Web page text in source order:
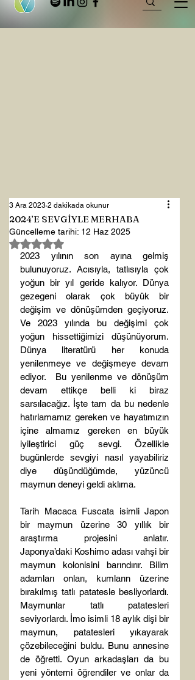
2024’E SEVGİYLE MERHABA
3 Ara 2023 2 dakikada okunur
Güncelleme tarihi: 12 Haz 2025
5 üzerinden NaN yıldız
2023 yılının son ayına gelmiş
bulunuyoruz. Acısıyla, tatlısıyla çok
yoğun bir yıl geride kalıyor. Dünya
gezegeni olarak çok büyük bir
değişim ve dönüşümden geçiyoruz.
Ve 2023 yılında bu değişimi çok
yoğun hissettiğimizi düşünüyorum.
Dünya literatürü her konuda
yenilenmeye ve değişmeye devam
ediyor.  Bu yenilenme ve dönüşüm
devam ettikçe belli ki biraz
sarsılacağız. İşte tam da bu nedenle
hatırlamamız gereken ve hayatımızın
içine almamız gereken en büyük
iyileştirici güç sevgi. Özellikle
bugünlerde sevgiyi nasıl yayabiliriz
diye düşündüğümde, yüzüncü
maymun deneyi geldi aklıma.
Tarih Macaca Fuscata isimli Japon
bir maymun üzerine 30 yıllık bir
araştırma projesini anlatır.
Japonya’daki Koshimo adası vahşi bir
maymun kolonisini barındırır. Bilim
adamları onları, kumların üzerine
bırakılmış tatlı patatesle besliyorlardı.
Maymunlar tatlı patatesleri
seviyorlardı. İmo isimli 18 aylık dişi bir
maymun, patatesleri yıkayarak
çözebileceğini buldu. Bunu annesine
de öğretti. Oyun arkadaşları da bu
yeni yöntemi öğrendiler ve onlar da